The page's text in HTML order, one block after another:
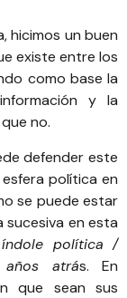
hicimos un buen
existe entre los
como base la
y la
no.
defender este
política en
se puede estar
en esta
política /
atrás. En
que sean sus